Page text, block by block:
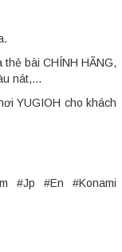
thẻ bài CHÍNH HÃNG,
nát,...
YUGIOH cho khách
#Jp #En #Konami